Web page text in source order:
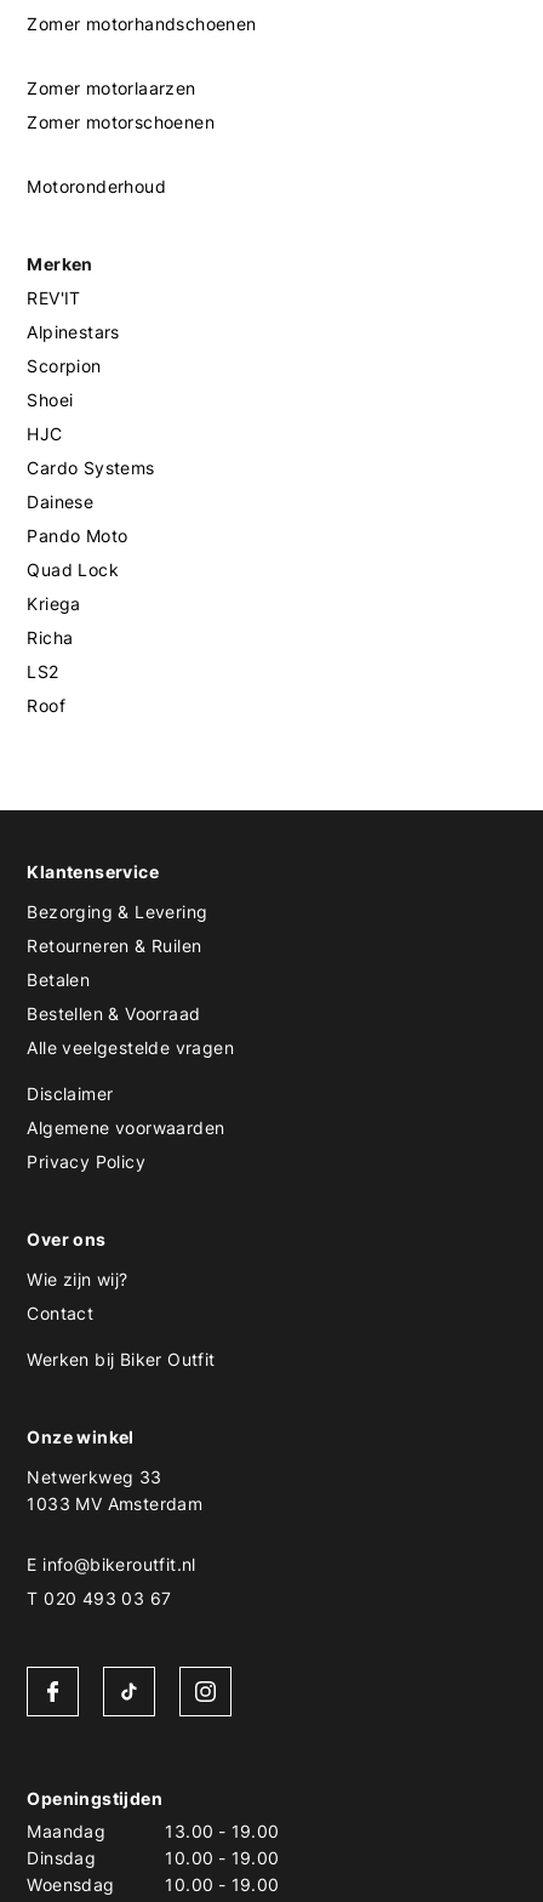
Zomer motorhandschoenen
Zomer motorlaarzen
Zomer motorschoenen
Motoronderhoud
Merken
REV'IT
Alpinestars
Scorpion
Shoei
HJC
Cardo Systems
Dainese
Pando Moto
Quad Lock
Kriega
Richa
LS2
Roof
Klantenservice
Bezorging & Levering
Retourneren & Ruilen
Betalen
Bestellen & Voorraad
Alle veelgestelde vragen
Disclaimer
Algemene voorwaarden
Privacy Policy
Over ons
Wie zijn wij?
Contact
Werken bij Biker Outfit
Onze winkel
Netwerkweg 33
1033 MV Amsterdam
E info@bikeroutfit.nl
T 020 493 03 67
Openingstijden
Maandag
13.00 - 19.00
Dinsdag
10.00 - 19.00
Woensdag
10.00 - 19.00